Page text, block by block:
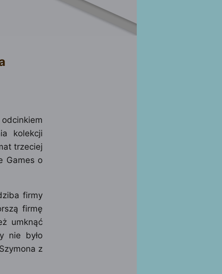
kolekcji
trzeciej
Games o
firmy
firmę
umknąć
nie było
z